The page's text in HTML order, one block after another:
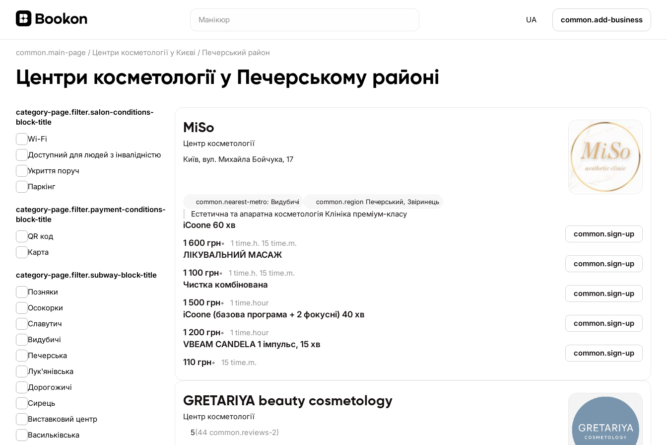
UA common.add-business
common.main-page / Центри косметології у Києві / Печерський район
Центри косметології у Печерському районі
category-page.filter.salon-conditions-
block-title
Wi-Fi
Доступний для людей з інвалідністю
Укриття поруч
Паркінг
category-page.filter.payment-conditions-
block-title
QR код
Карта
category-page.filter.subway-block-title
Позняки
Осокорки
Славутич
Видубичі
Печерська
Лук'янівська
Дорогожичі
Сирець
Виставковий центр
Васильківська
MiSo
Центр косметології
Київ, вул. Михайла Бойчука, 17
common.nearest-metro: Видубичі common.region Печерський, Звіринець
Естетична та апаратна косметологія Клініка преміум-класу
iCoone 60 хв
1 600 грн• 1 time.h. 15 time.m.
common.sign-up
ЛІКУВАЛЬНИЙ МАСАЖ
1 100 грн• 1 time.h. 15 time.m.
common.sign-up
Чистка комбінована
1 500 грн• 1 time.hour
common.sign-up
iCoone (базова програма + 2 фокусні) 40 хв
1 200 грн• 1 time.hour
common.sign-up
VBEAM CANDELA 1 імпульс, 15 хв
110 грн• 15 time.m.
common.sign-up
GRETARIYA beauty cosmetology
Центр косметології
5(44 common.reviews-2)